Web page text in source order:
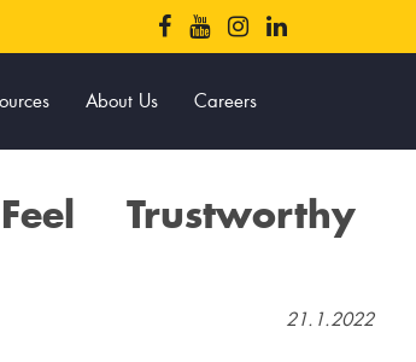
About Us Careers
Trustworthy
21.1.2022